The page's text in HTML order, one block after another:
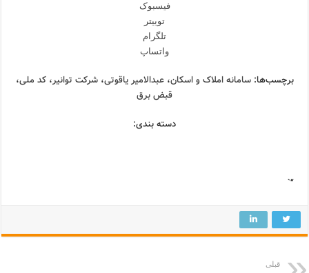
فیسبوک
توییتر
تلگرام
واتساپ
برچسب‌ها:سامانه املاک و اسکان،عبدالامیر یاقوتی،شرکت توانیر،کد ملی،
قبض برق
دسته بندی:
“`
قبلی